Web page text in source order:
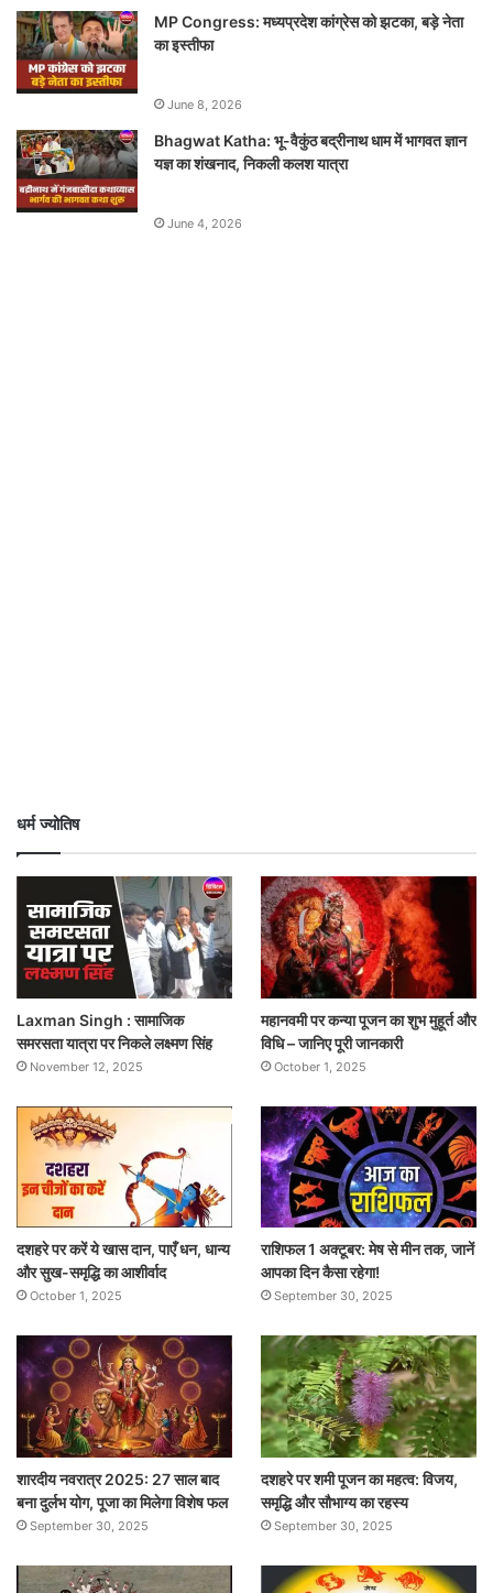
MP Congress: मध्यप्रदेश कांग्रेस को झटका, बड़े नेता
का इस्तीफा
June 8, 2026
Bhagwat Katha: भू-वैकुंठ बद्रीनाथ धाम में भागवत ज्ञान
यज्ञ का शंखनाद, निकली कलश यात्रा
June 4, 2026
धर्म ज्योतिष
Laxman Singh : सामाजिक
समरसता यात्रा पर निकले लक्ष्मण सिंह
November 12, 2025
महानवमी पर कन्या पूजन का शुभ मुहूर्त और
विधि – जानिए पूरी जानकारी
October 1, 2025
दशहरे पर करें ये खास दान, पाएँ धन, धान्य
और सुख-समृद्धि का आशीर्वाद
October 1, 2025
राशिफल 1 अक्टूबर: मेष से मीन तक, जानें
आपका दिन कैसा रहेगा!
September 30, 2025
शारदीय नवरात्र 2025: 27 साल बाद
बना दुर्लभ योग, पूजा का मिलेगा विशेष फल
September 30, 2025
दशहरे पर शमी पूजन का महत्व: विजय,
समृद्धि और सौभाग्य का रहस्य
September 30, 2025